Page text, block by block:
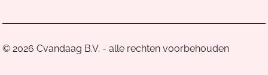
© 2026 Cvandaag B.V. - alle rechten voorbehouden